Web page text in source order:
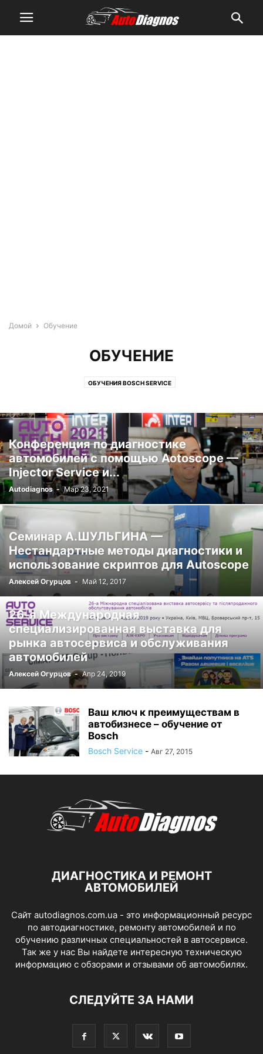
Домой Обучение
ОБУЧЕНИЕ
ОБУЧЕНИЯ BOSCH SERVICE
Конференция по диагностике
автомобилей с помощью Aotoscope —
Injector Service и...
Autodiagnos - Мар 23, 2021
Семинар А.ШУЛЬГИНА —
Нестандартные методы диагностики и
использование скриптов для Autoscope
Алексей Огурцов - Май 12, 2017
26-я Международная
специализированная выставка для
рынка автосервиса и обслуживания
автомобилей
Алексей Огурцов - Апр 24, 2019
Ваш ключ к преимуществам в
автобизнесе – обучение от
Bosch
Bosch Service - Авг 27, 2015
ДИАГНОСТИКА И РЕМОНТ
АВТОМОБИЛЕЙ
Сайт autodiagnos.com.ua - это информационный ресурс
по автодиагностике, ремонту автомобилей и по
обучению различных специальностей в автосервисе.
Так же у нас Вы найдете интересную техническую
информацию с обзорами и отзывами об автомобилях.
СЛЕДУЙТЕ ЗА НАМИ